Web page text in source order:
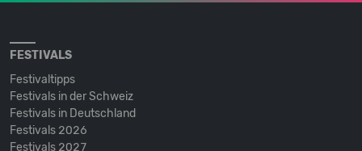
FESTIVALS
Festivaltipps
Festivals in der Schweiz
Festivals in Deutschland
Festivals 2026
Festivals 2027